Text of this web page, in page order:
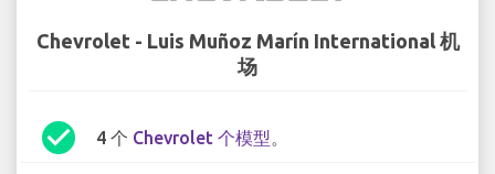
Chevrolet - Luis Muñoz Marín International 机
场
check_circle 4 个 Chevrolet 个模型。